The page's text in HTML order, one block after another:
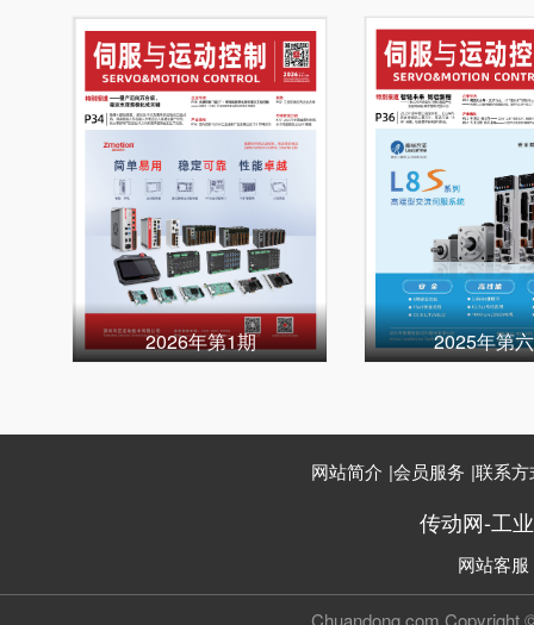
2026年第1期 2025年第
网站简介 |会员服务 |联系方
传动网-工
网站客服